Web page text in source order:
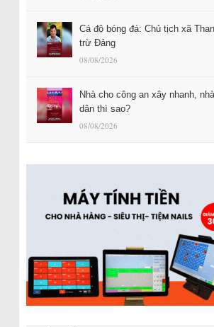
Cá độ bóng đá: Chủ tịch xã
trừ Đảng
08/08/2026
Nhà cho công an xây nhanh,
dân thì sao?
08/08/2026